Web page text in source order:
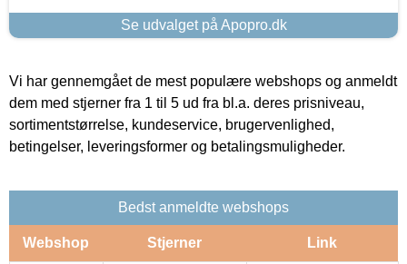
Se udvalget på Apopro.dk
Vi har gennemgået de mest populære webshops og anmeldt
dem med stjerner fra 1 til 5 ud fra bl.a. deres prisniveau,
sortimentstørrelse, kundeservice, brugervenlighed,
betingelser, leveringsformer og betalingsmuligheder.
Bedst anmeldte webshops
Webshop Stjerner Link